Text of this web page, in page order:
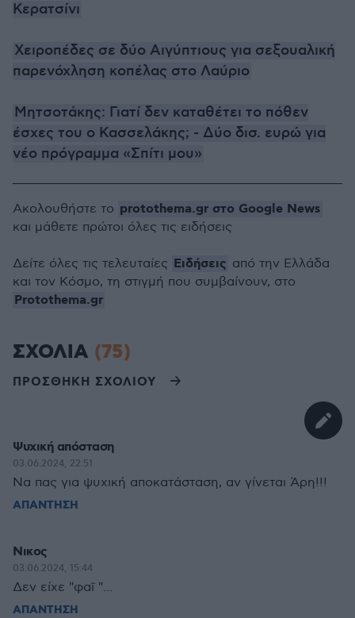
Κερατσίνι
Χειροπέδες σε δύο Αιγύπτιους για σεξουαλική
παρενόχληση κοπέλας στο Λαύριο
Μητσοτάκης: Γιατί δεν καταθέτει το πόθεν
έσχες του ο Κασσελάκης; - Δύο δισ. ευρώ για
νέο πρόγραμμα «Σπίτι μου»
Ακολουθήστε το protothema.gr στο Google News
και μάθετε πρώτοι όλες τις ειδήσεις
Δείτε όλες τις τελευταίες Ειδήσεις από την Ελλάδα
και τον Κόσμο, τη στιγμή που συμβαίνουν, στο
Protothema.gr
ΣΧΟΛΙΑ (75)
ΠΡΟΣΘΗΚΗ ΣΧΟΛΙΟΥ
Ψυχική απόσταση
03.06.2024, 22:51
Να πας για ψυχική αποκατάσταση, αν γίνεται Άρη!!!
ΑΠΑΝΤΗΣΗ
Nικος
03.06.2024, 15:44
Δεν είχε "φαΐ "...
ΑΠΑΝΤΗΣΗ